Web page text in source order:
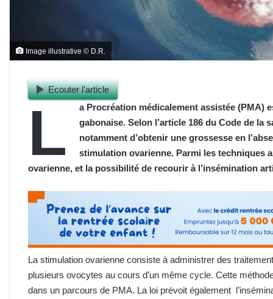
Image illustrative © D.R.
Ecouter l'article
L
a Procréation médicalement assistée (PMA)
gabonaise. Selon l’article 186 du Code de la
notamment d’obtenir une grossesse en
stimulation ovarienne. Parmi les techniques
ovarienne, et la possibilité de recourir à l’insémination
La stimulation ovarienne consiste à administrer des
plusieurs ovocytes au cours d’un même cycle. Cette
dans un parcours de PMA. La loi prévoit également